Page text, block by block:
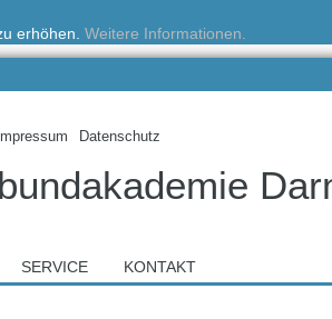
erhöhen. Weitere Informationen.
Impressum Datenschutz
SERVICE KONTAKT